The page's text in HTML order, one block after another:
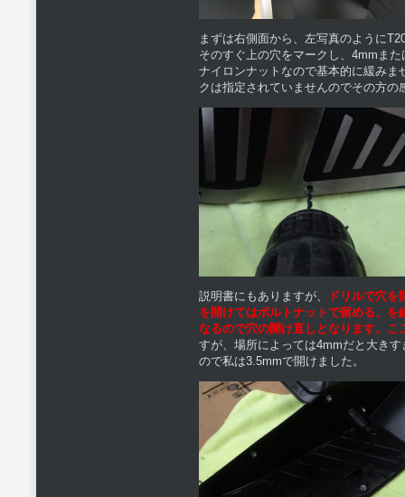
まずは右側面から、左写真のように
そのすぐ上の穴をマークし、4mmま
ナイロンナットなので基本的に緩み
クは指定されていませんのでその方の
説明書にもありますが、
ドリルで穴
を開けてはボルトナットで留める、
なるので穴の開け直しとなります。
すが、場所によっては4mmだと大き
ので私は3.5mmで開けました。